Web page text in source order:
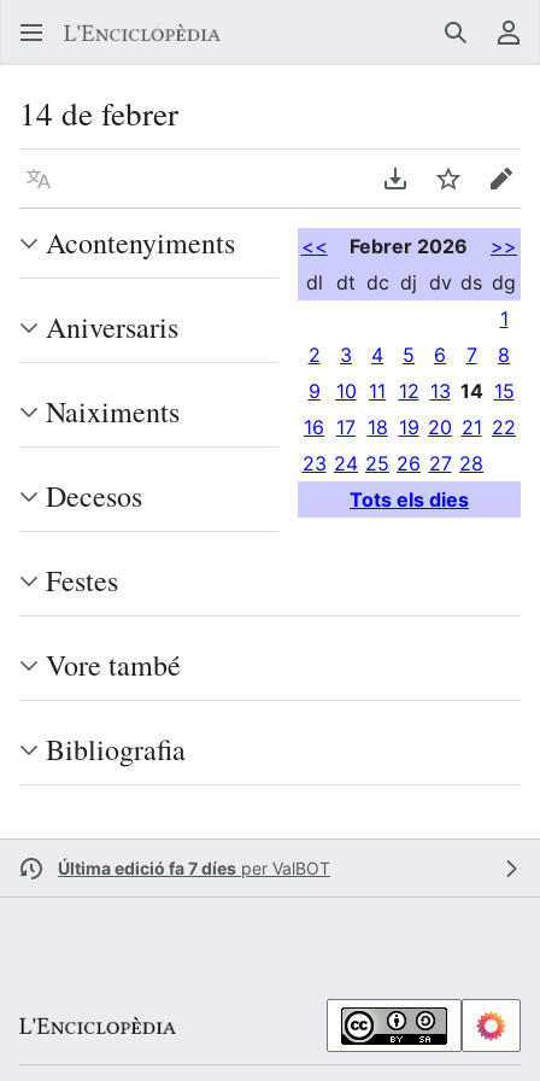
Buscar
14 de febrer
Llegir en un atre idioma Descarregar en
Vigilar
<< Febrer 2026
>>
dl dt dc dj dv ds dg
1
2
3 4 5 6 7
8
9
10 11 12 13 14 15
16 17 18 19 20 21 22
23 24 25 26 27 28
Tots els dies
Acontenyiments
Aniversaris
Naiximents
Decesos
Festes
Vore també
Bibliografia
Última edició fa 7 díes per ValBOT